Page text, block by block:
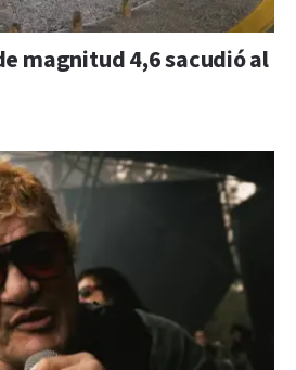
magnitud 4,6 sacudió al